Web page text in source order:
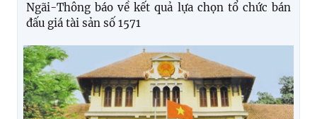
Ngãi-Thông báo về kết quả lựa chọn tổ chức bán
đấu giá tài sản số 1571